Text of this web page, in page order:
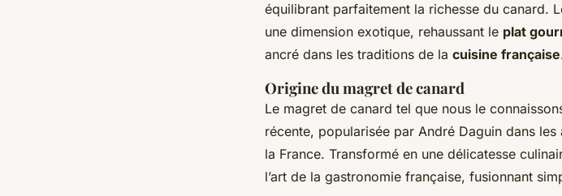
équilibrant parfaitement la richesse du canard.
une dimension exotique, rehaussant le plat
ancré dans les traditions de la cuisine française
Origine du magret de canard
Le magret de canard tel que nous le
récente, popularisée par André Daguin dans
la France. Transformé en une délicatesse
l’art de la gastronomie française, fusionnant